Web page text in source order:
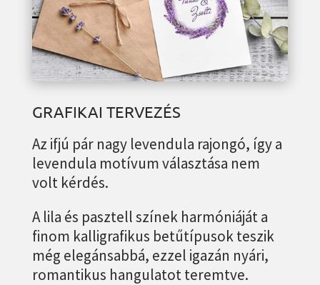
GRAFIKAI TERVEZÉS
Az ifjú pár nagy levendula rajongó, így a
levendula motívum választása nem
volt kérdés.
A lila és pasztell színek harmóniáját a
finom kalligrafikus betűtípusok teszik
még elegánsabbá, ezzel igazán nyári,
romantikus hangulatot teremtve.